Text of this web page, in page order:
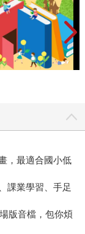
，最適合國小低
課業學習、手足
版音檔，包你煩